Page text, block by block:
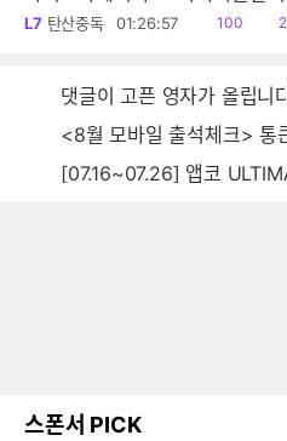
L7 탄산중독 01:26:57
읽
100
공
2
댓글이 고픈 영자가 올립니
<8월 모바일 출석체크> 통
[07.16~07.26] 앱코 ULTIMATE GX850
스폰서 PICK